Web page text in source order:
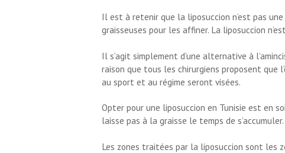
DEMANDE DE
Il est à retenir que la liposuccion n’est pas
graisseuses pour les affiner. La liposuccion
Il s’agit simplement d’une alternative à
raison que tous les chirurgiens proposent que
au sport et au régime seront visées.
Opter pour une liposuccion en Tunisie est en
laisse pas à la graisse le temps de s’accumuler.
Les zones traitées par la liposuccion sont les